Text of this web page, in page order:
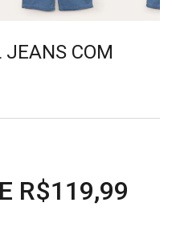
JEANS COM
R$119,99